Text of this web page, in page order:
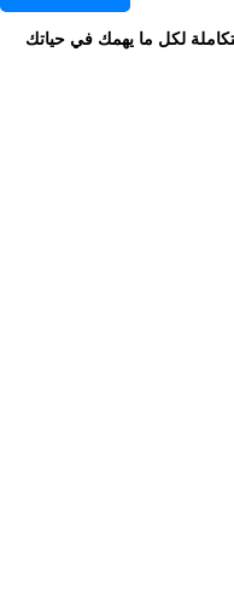
لكل ما يهمك في حياتك